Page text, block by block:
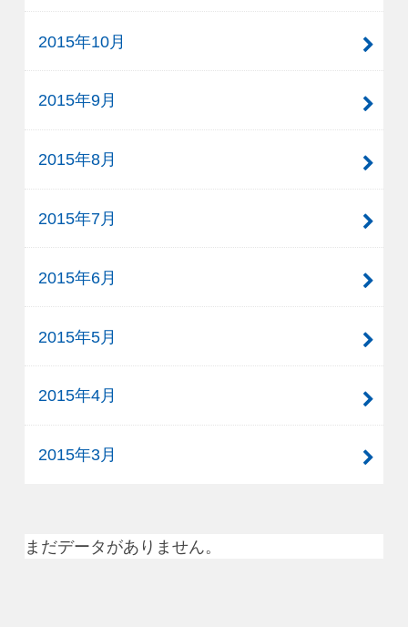
2015年10月
2015年9月
2015年8月
2015年7月
2015年6月
2015年5月
2015年4月
2015年3月
まだデータがありません。